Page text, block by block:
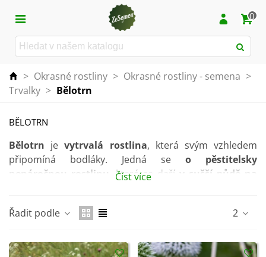
0
> Okrasné rostliny > Okrasné rostliny - semena >
Trvalky > Bělotrn
BĚLOTRN
Bělotrn jevytrvalá rostlina, která svým vzhledem
připomíná bodláky. Jedná se o pěstitelsky
nenáročnou rostlinu
, které se daří
v sušší půdě na
Mákulovité květenství
láká
dosahovatvýšky až 1 m.
Číst více
Řadit podle 2